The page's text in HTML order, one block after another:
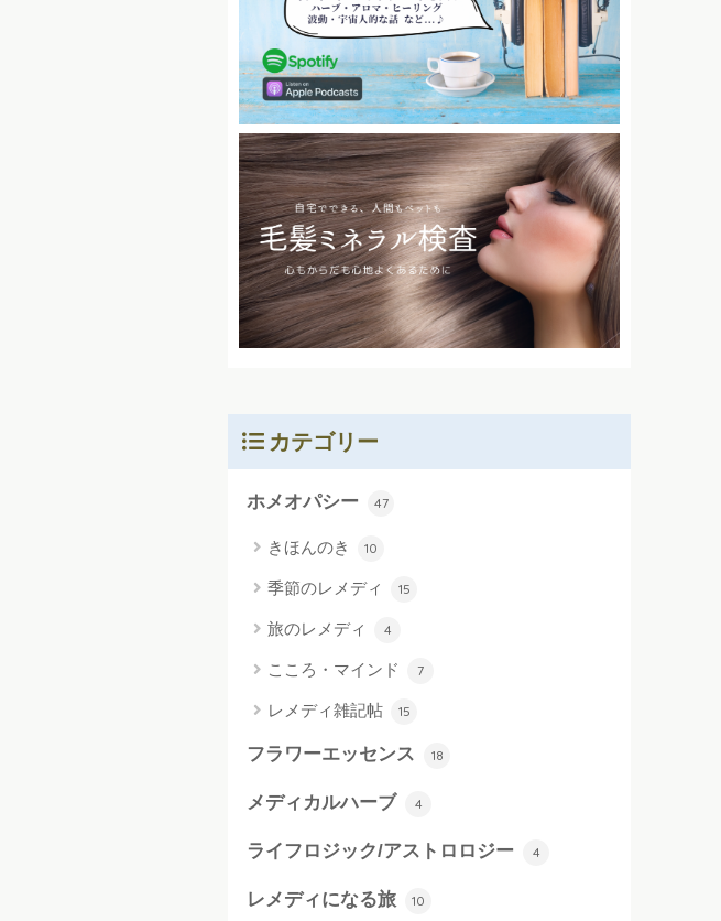
カテゴリー
ホメオパシー 47
きほんのき 10
季節のレメディ 15
旅のレメディ 4
こころ・マインド 7
レメディ雑記帖 15
フラワーエッセンス 18
メディカルハーブ 4
ライフロジック/アストロロジー 4
レメディになる旅 10